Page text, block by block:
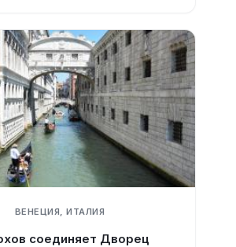
ВЕНЕЦИЯ, ИТАЛИЯ
соединяет Дворец